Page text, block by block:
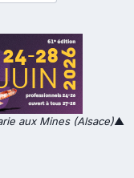
aux Mines (Alsace)▲